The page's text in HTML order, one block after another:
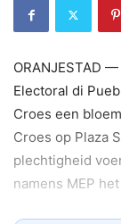
ORANJESTAD
Electoral di
Croes een
Croes op Plaza
plechtigheid
namens MEP